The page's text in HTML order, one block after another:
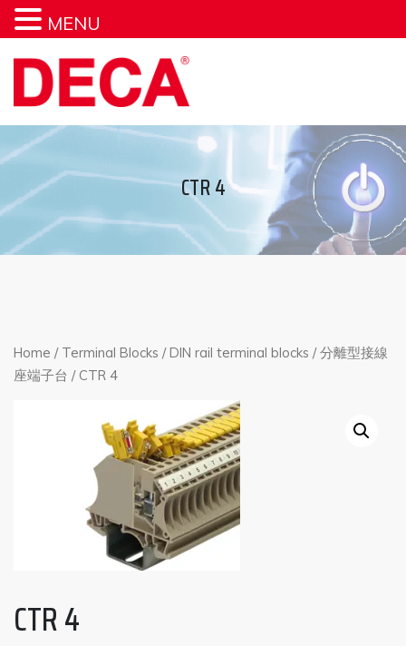
CTR 4
Home / Terminal Blocks /DIN rail terminal blocks /分離型接線
座端子台 / CTR 4
CTR 4
MENU